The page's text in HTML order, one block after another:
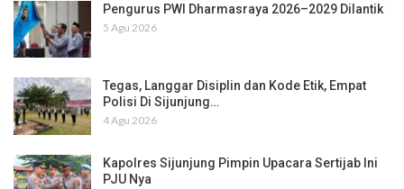
Pengurus PWI Dharmasraya 2026–2029 Dilantik
5 Agu 2026
Tegas, Langgar Disiplin dan Kode Etik, Empat
Polisi Di Sijunjung…
4 Agu 2026
Kapolres Sijunjung Pimpin Upacara Sertijab Ini
PJU Nya